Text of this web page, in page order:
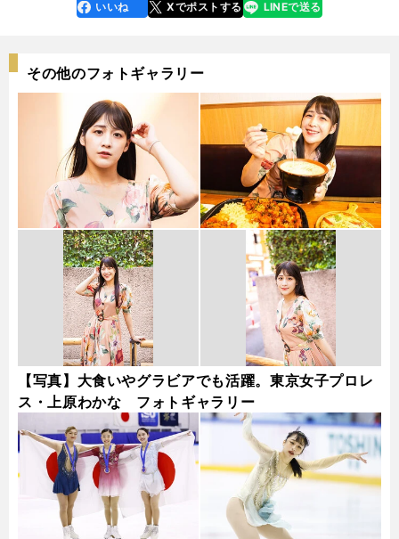
faceboo
k
いいね Xでポストする
line LINEで送る
その他のフォトギャラリー
【写真】大食いやグラビアでも活躍。東京女子プロレ
ス・上原わかな フォトギャラリー